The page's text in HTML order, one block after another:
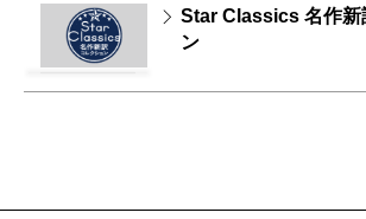
Star Classics 名作新
ン